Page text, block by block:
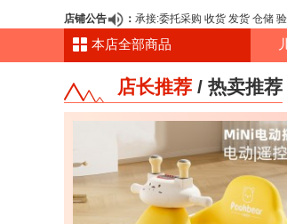
店铺公告 ： 承接:委托采购 收货 发货 仓储
本店全部商品
店长推荐 / 热卖推荐